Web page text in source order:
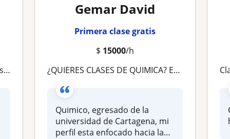
Gemar David
Primera clase gratis
$ 15000/h
¿QUIERES CLASES DE QUIMICA? ESTE ES EL LUGAR INDICADO
Quimico, egresado de la
universidad de Cartagena, mi
perfil esta enfocado hacia la